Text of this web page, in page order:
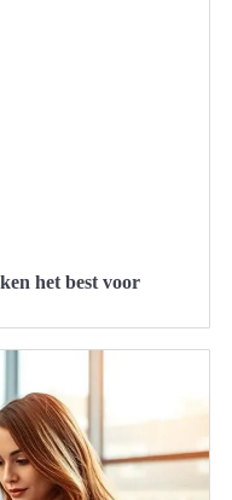
het best voor